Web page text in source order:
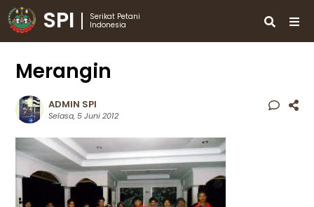
SPI
Serikat Petani
Indonesia
Merangin
ADMIN SPI
Selasa, 5 Juni 2012